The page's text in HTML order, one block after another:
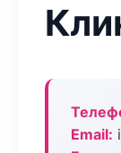
Email: